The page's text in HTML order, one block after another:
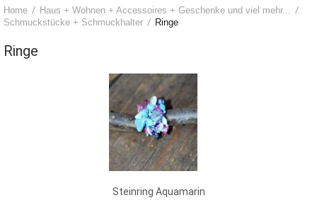
Home
Haus + Wohnen + Accessoires + Geschenke und viel mehr...
Schmuckstücke + Schmuckhalter
Ringe
Ringe
Steinring Aquamarin